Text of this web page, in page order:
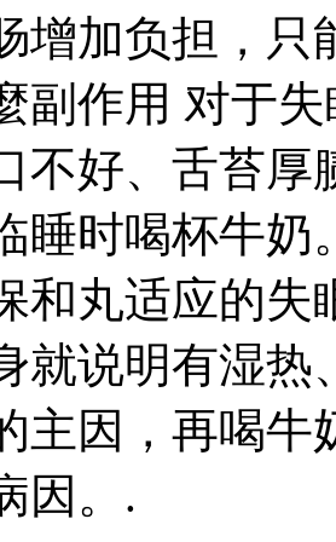
增加负担，只
副作用 对于
不好、舌苔
睡时喝杯牛奶
和丸适应的失
就说明有湿热
主因，再喝牛
因。.